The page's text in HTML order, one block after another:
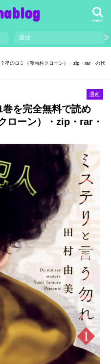
search
漫画
星のロミ（漫画村クローン）・zip・rar・の代
漫画
巻を完全無料で読め
ローン）・zip・rar・